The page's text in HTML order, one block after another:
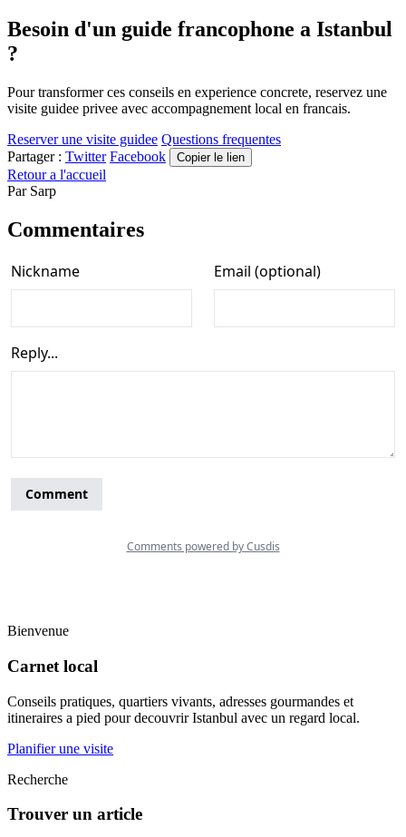
Besoin d'un guide francophone a Istanbul
?
Pour transformer ces conseils en experience concrete, reservez une
visite guidee privee avec accompagnement local en francais.
Reserver une visite guidee Questions frequentes
Partager : Twitter Facebook Copier le lien
Retour a l'accueil
Par Sarp
Commentaires
Bienvenue
Carnet local
Conseils pratiques, quartiers vivants, adresses gourmandes et
itineraires a pied pour decouvrir Istanbul avec un regard local.
Planifier une visite
Recherche
Trouver un article